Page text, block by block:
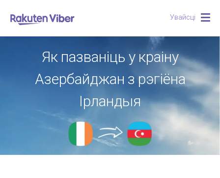
Увайсці
Як пазваніць у краіну
Азербайджан з рэгіёна
Ірландыя